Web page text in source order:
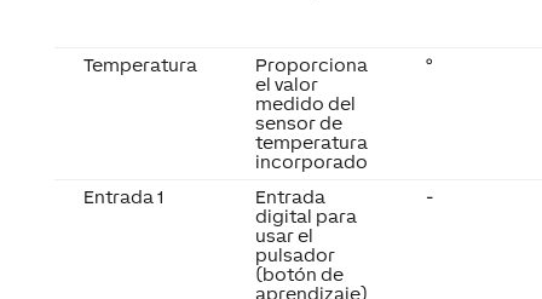
Temperatura
Proporciona
el valor
medido del
sensor de
temperatura
incorporado
°
Entrada 1
Entrada
digital para
usar el
pulsador
(botón de
aprendizaje)
-